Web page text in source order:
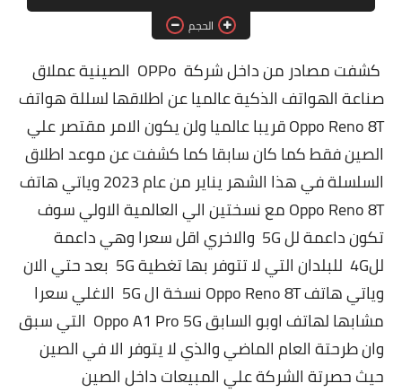
مقارنات الهواتف الذكيةالحجم
كشفت مصادر من داخل شركة OPPo الصينية عملاق
صناعة الهواتف الذكية عالميا عن اطلاقها لسللة هواتف
Oppo Reno 8T قريبا عالميا ولن يكون الامر مقتصر علي
الصين فقط كما كان سابقا كما كشفت عن موعد اطلاق
السلسلة في هذا الشهر يناير من عام 2023 وياتي هاتف
Oppo Reno 8T مع نسختين الي العالمية الاولي سوف
تكون داعمة لل 5G والاخري اقل سعرا وهي داعمة
لل4G للبلدان التي لا تتوفر بها تغطية 5G بعد حتي الان
وياتي هاتف Oppo Reno 8T نسخة ال 5G الاغلي سعرا
مشابها لهاتف اوبو السابق Oppo A1 Pro 5G التي سبق
وان طرحتة العام الماضي والذي لا يتوفر الا في الصين
حيث حصرتة الشركة علي المبيعات داخل الصين